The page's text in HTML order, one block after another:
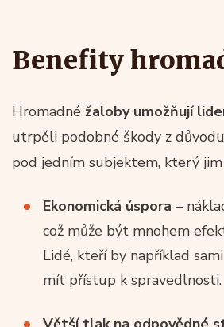
Benefity
Hromadné žaloby umožňují
utrpěli podobné škody z
pod jedním subjektem, který
Ekonomická úspora –
což může být mnohem
Lidé, kteří by například
mít přístup k spravedlnosti.